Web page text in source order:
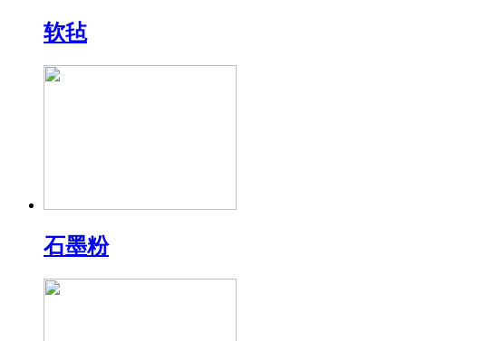
软毡
石墨粉